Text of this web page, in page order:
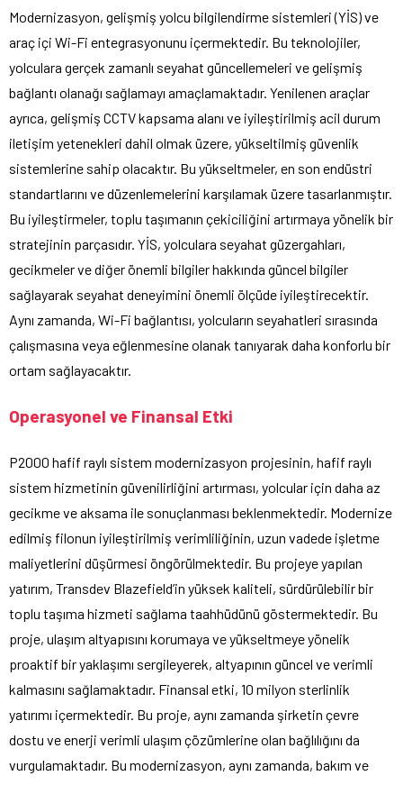
Modernizasyon, gelişmiş yolcu bilgilendirme sistemleri (YİS) ve
araç içi Wi-Fi entegrasyonunu içermektedir. Bu teknolojiler,
yolculara gerçek zamanlı seyahat güncellemeleri ve gelişmiş
bağlantı olanağı sağlamayı amaçlamaktadır. Yenilenen araçlar
ayrıca, gelişmiş CCTV kapsama alanı ve iyileştirilmiş acil durum
iletişim yetenekleri dahil olmak üzere, yükseltilmiş güvenlik
sistemlerine sahip olacaktır. Bu yükseltmeler, en son endüstri
standartlarını ve düzenlemelerini karşılamak üzere tasarlanmıştır.
Bu iyileştirmeler, toplu taşımanın çekiciliğini artırmaya yönelik bir
stratejinin parçasıdır. YİS, yolculara seyahat güzergahları,
gecikmeler ve diğer önemli bilgiler hakkında güncel bilgiler
sağlayarak seyahat deneyimini önemli ölçüde iyileştirecektir.
Aynı zamanda, Wi-Fi bağlantısı, yolcuların seyahatleri sırasında
çalışmasına veya eğlenmesine olanak tanıyarak daha konforlu bir
ortam sağlayacaktır.
Operasyonel ve Finansal Etki
P2000 hafif raylı sistem modernizasyon projesinin, hafif raylı
sistem hizmetinin güvenilirliğini artırması, yolcular için daha az
gecikme ve aksama ile sonuçlanması beklenmektedir. Modernize
edilmiş filonun iyileştirilmiş verimliliğinin, uzun vadede işletme
maliyetlerini düşürmesi öngörülmektedir. Bu projeye yapılan
yatırım, Transdev Blazefield’in yüksek kaliteli, sürdürülebilir bir
toplu taşıma hizmeti sağlama taahhüdünü göstermektedir. Bu
proje, ulaşım altyapısını korumaya ve yükseltmeye yönelik
proaktif bir yaklaşımı sergileyerek, altyapının güncel ve verimli
kalmasını sağlamaktadır. Finansal etki, 10 milyon sterlinlik
yatırımı içermektedir. Bu proje, aynı zamanda şirketin çevre
dostu ve enerji verimli ulaşım çözümlerine olan bağlılığını da
vurgulamaktadır. Bu modernizasyon, aynı zamanda, bakım ve